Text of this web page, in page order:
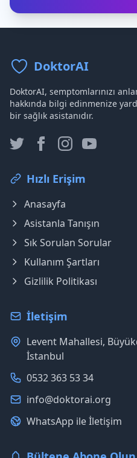
DoktorAI
DoktorAI, semptomlarınızı
hakkında bilgi edinmenize
bir sağlık asistanıdır.
Hızlı Erişim
Anasayfa
Asistanla Tanışın
Sık Sorulan Sorular
Kullanım Şartları
Gizlilik Politikası
İletişim
Levent Mahallesi,
İstanbul
0532 363 53 34
info@doktorai.org
WhatsApp ile İletişim